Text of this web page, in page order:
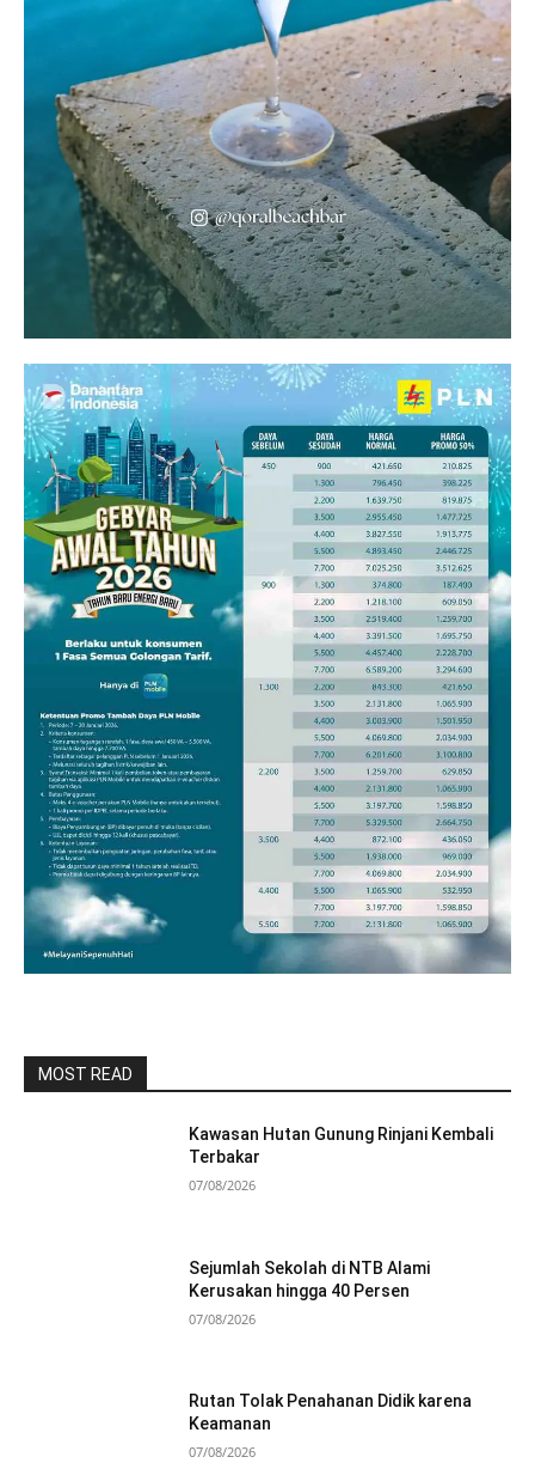
MOST READ
Kawasan Hutan Gunung Rinjani Kembali
Terbakar
07/08/2026
Sejumlah Sekolah di NTB Alami
Kerusakan hingga 40 Persen
07/08/2026
Rutan Tolak Penahanan Didik karena
Keamanan
07/08/2026